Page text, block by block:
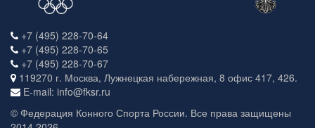
+7 (495) 228-70-64
+7 (495) 228-70-65
+7 (495) 228-70-67
119270 г. Москва, Лужнецкая набережная, 8 офис 417, 426.
E-mail: info@fksr.ru
© Федерация Конного Спорта России. Все права защищены